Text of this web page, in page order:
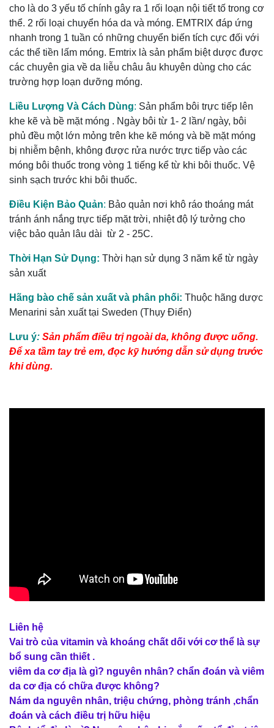
cho là do 3 yếu tố chính gây ra 1 rối loạn nội tiết tố trong cơ
thể. 2 rối loại chuyển hóa da và móng. EMTRIX đáp ứng
nhanh trong 1 tuần có những chuyển biến tích cực đối với
các thể tiền lấm móng. Emtrix là sản phẩm biệt dược được
các chuyên gia về da liễu châu âu khuyên dùng cho các
trường hợp loạn dưỡng móng.
Liều Lượng Và Cách Dùng: Sản phẩm bôi trực tiếp lên
khe kẽ và bề mặt móng . Ngày bôi từ 1- 2 lần/ ngày, bôi
phủ đều một lớn mỏng trên khe kẽ móng và bề mặt móng
bị nhiễm bệnh, không được rửa nước trực tiếp vào các
móng bôi thuốc trong vòng 1 tiếng kể từ khi bôi thuốc. Vệ
sinh sạch trước khi bôi thuốc.
Điều Kiện Bảo Quản: Bảo quản nơi khô ráo thoáng mát
tránh ánh nắng trực tiếp mặt trời, nhiệt độ lý tưởng cho
việc bảo quản lâu dài từ 2 - 25C.
Thời Hạn Sử Dụng: Thời hạn sử dụng 3 năm kể từ ngày
sản xuất
Hãng bào chế sản xuất và phân phối: Thuộc hãng dược
Menarini sản xuất tại Sweden (Thụy Điển)
Lưu ý: Sản phẩm điều trị ngoài da, không được uống.
Để xa tầm tay trẻ em, đọc kỹ hướng dẫn sử dụng trước
khi dùng.
Liên hệ
Vai trò của vitamin và khoáng chất dối với cơ thể là sự
bổ sung cần thiết .
viêm da cơ địa là gì? nguyên nhân? chẩn đoán và viêm
da cơ địa có chữa được không?
Nám da nguyên nhân, triệu chứng, phòng tránh ,chẩn
đoán và cách điều trị hữu hiệu